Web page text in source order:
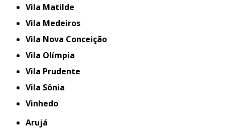
Vila Matilde
Vila Medeiros
Vila Nova Conceição
Vila Olímpia
Vila Prudente
Vila Sônia
Vinhedo
Arujá